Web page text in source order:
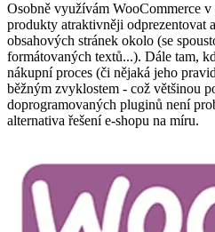
Osobně využívám WooCommerce
produkty atraktivněji odprezentovat
obsahových stránek okolo (se
formátovaných textů...). Dále tam,
nákupní proces (či nějaká jeho
běžným zvyklostem - což většinou
doprogramovaných pluginů není
alternativa řešení e-shopu na míru.